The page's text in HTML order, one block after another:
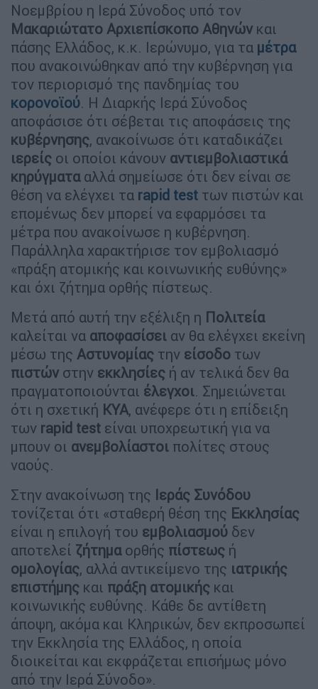
Νοεμβρίου η Ιερά Σύνοδος υπό τον
Μακαριώτατο Αρχιεπίσκοπο Αθηνών και
πάσης Ελλάδος, κ.κ. Ιερώνυμο, για τα μέτρα
που ανακοινώθηκαν από την κυβέρνηση για
τον περιορισμό της πανδημίας του
κορονοϊού. Η Διαρκής Ιερά Σύνοδος
αποφάσισε ότι σέβεται τις αποφάσεις της
κυβέρνησης, ανακοίνωσε ότι καταδικάζει
ιερείς οι οποίοι κάνουν αντιεμβολιαστικά
κηρύγματααλλά σημείωσε ότι δεν είναι σε
θέση να ελέγχει τα rapid test των πιστών και
επομένως δεν μπορεί να εφαρμόσει τα
μέτρα που ανακοίνωσε η κυβέρνηση.
Παράλληλα χαρακτήρισε τον εμβολιασμό
«πράξη ατομικής και κοινωνικής ευθύνης»
και όχι ζήτημα ορθής πίστεως.
Μετά από αυτή την εξέλιξη η Πολιτεία
καλείται να αποφασίσει αν θα ελέγχει εκείνη
μέσω της Αστυνομίας την είσοδο των
πιστών στην εκκλησίες ή αν τελικά δεν θα
πραγματοποιούνται έλεγχοι. Σημειώνεται
ότι η σχετική ΚΥΑ, ανέφερε ότι η επίδειξη
των rapid test είναι υποχρεωτική για να
μπουν οι ανεμβολίαστοι πολίτες στους
ναούς.
Στην ανακοίνωση της Ιεράς Συνόδου
τονίζεται ότι «σταθερή θέση της Εκκλησίας
είναι η επιλογή του εμβολιασμού δεν
αποτελεί ζήτημαορθής πίστεως ή
ομολογίας, αλλά αντικείμενο της ιατρικής
επιστήμης και πράξη ατομικής και
κοινωνικής ευθύνης. Κάθε δε αντίθετη
άποψη, ακόμα και Κληρικών, δεν εκπροσωπεί
την Εκκλησία της Ελλάδος, η οποία
διοικείται και εκφράζεται επισήμως μόνο
από την Ιερά Σύνοδο».